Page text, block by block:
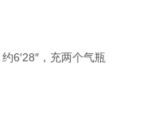
6′28″，充两个气瓶